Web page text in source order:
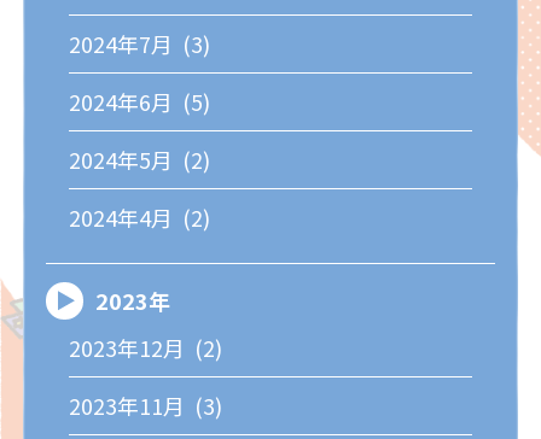
2024年7月 (3)
2024年6月 (5)
2024年5月 (2)
2024年4月 (2)
2023年
2023年12月 (2)
2023年11月 (3)